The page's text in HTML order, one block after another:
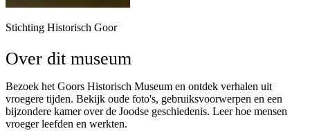
Stichting Historisch Goor
Over dit museum
Bezoek het Goors Historisch Museum en ontdek verhalen uit
vroegere tijden. Bekijk oude foto's, gebruiksvoorwerpen en een
bijzondere kamer over de Joodse geschiedenis. Leer hoe mensen
vroeger leefden en werkten.